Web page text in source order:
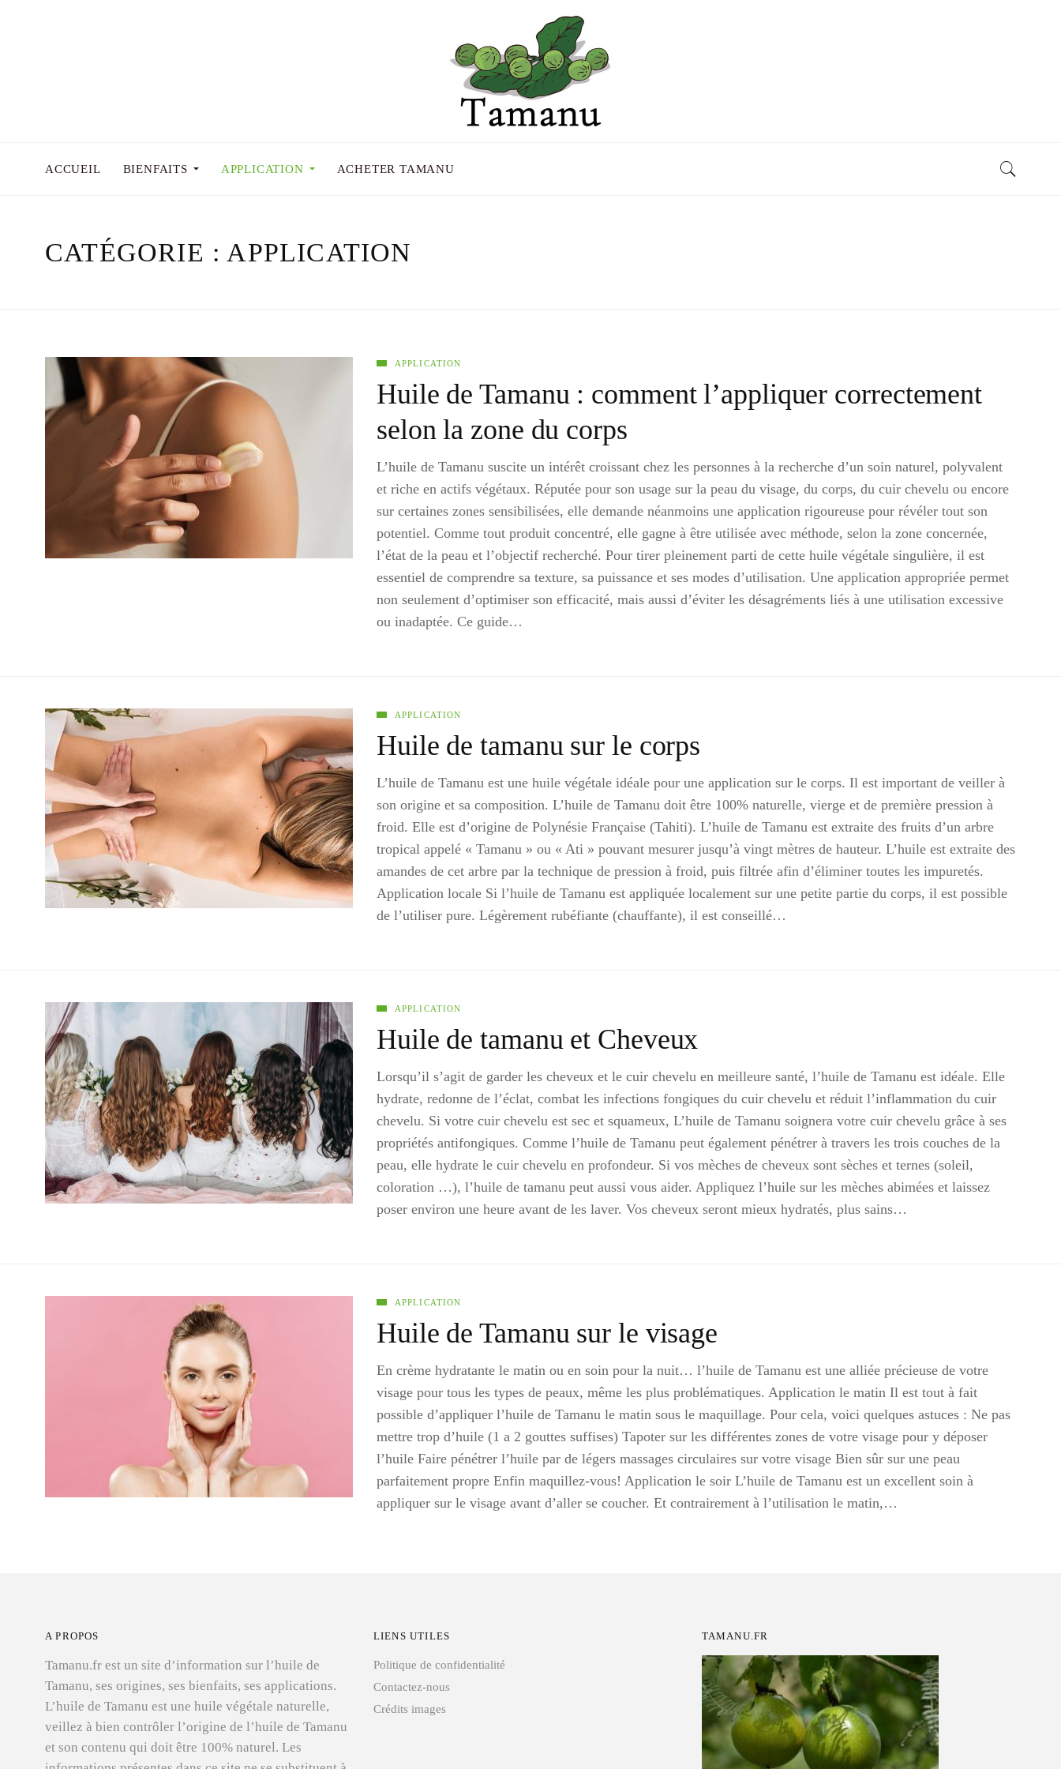
ACCUEIL BIENFAITS APPLICATION ACHETER TAMANU
CATÉGORIE : APPLICATION
APPLICATION
Huile de Tamanu : comment l’appliquer correctement
selon la zone du corps
L’huile de Tamanu suscite un intérêt croissant chez les personnes à la recherche d’un soin naturel, polyvalent
et riche en actifs végétaux. Réputée pour son usage sur la peau du visage, du corps, du cuir chevelu ou encore
sur certaines zones sensibilisées, elle demande néanmoins une application rigoureuse pour révéler tout son
potentiel. Comme tout produit concentré, elle gagne à être utilisée avec méthode, selon la zone concernée,
l’état de la peau et l’objectif recherché. Pour tirer pleinement parti de cette huile végétale singulière, il est
essentiel de comprendre sa texture, sa puissance et ses modes d’utilisation. Une application appropriée permet
non seulement d’optimiser son efficacité, mais aussi d’éviter les désagréments liés à une utilisation excessive
ou inadaptée. Ce guide…
APPLICATION
Huile de tamanu sur le corps
L’huile de Tamanu est une huile végétale idéale pour une application sur le corps. Il est important de veiller à
son origine et sa composition. L’huile de Tamanu doit être 100% naturelle, vierge et de première pression à
froid. Elle est d’origine de Polynésie Française (Tahiti). L’huile de Tamanu est extraite des fruits d’un arbre
tropical appelé « Tamanu » ou « Ati » pouvant mesurer jusqu’à vingt mètres de hauteur. L’huile est extraite des
amandes de cet arbre par la technique de pression à froid, puis filtrée afin d’éliminer toutes les impuretés.
Application locale Si l’huile de Tamanu est appliquée localement sur une petite partie du corps, il est possible
de l’utiliser pure. Légèrement rubéfiante (chauffante), il est conseillé…
APPLICATION
Huile de tamanu et Cheveux
Lorsqu’il s’agit de garder les cheveux et le cuir chevelu en meilleure santé, l’huile de Tamanu est idéale. Elle
hydrate, redonne de l’éclat, combat les infections fongiques du cuir chevelu et réduit l’inflammation du cuir
chevelu. Si votre cuir chevelu est sec et squameux, L’huile de Tamanu soignera votre cuir chevelu grâce à ses
propriétés antifongiques. Comme l’huile de Tamanu peut également pénétrer à travers les trois couches de la
peau, elle hydrate le cuir chevelu en profondeur. Si vos mèches de cheveux sont sèches et ternes (soleil,
coloration …), l’huile de tamanu peut aussi vous aider. Appliquez l’huile sur les mèches abimées et laissez
poser environ une heure avant de les laver. Vos cheveux seront mieux hydratés, plus sains…
APPLICATION
Huile de Tamanu sur le visage
En crème hydratante le matin ou en soin pour la nuit… l’huile de Tamanu est une alliée précieuse de votre
visage pour tous les types de peaux, même les plus problématiques. Application le matin Il est tout à fait
possible d’appliquer l’huile de Tamanu le matin sous le maquillage. Pour cela, voici quelques astuces : Ne pas
mettre trop d’huile (1 a 2 gouttes suffises) Tapoter sur les différentes zones de votre visage pour y déposer
l’huile Faire pénétrer l’huile par de légers massages circulaires sur votre visage Bien sûr sur une peau
parfaitement propre Enfin maquillez-vous! Application le soir L’huile de Tamanu est un excellent soin à
appliquer sur le visage avant d’aller se coucher. Et contrairement à l’utilisation le matin,…
A PROPOS
Tamanu.fr est un site d’information sur l’huile de
Tamanu, ses origines, ses bienfaits, ses applications.
L’huile de Tamanu est une huile végétale naturelle,
veillez à bien contrôler l’origine de l’huile de Tamanu
et son contenu qui doit être 100% naturel. Les
LIENS UTILES
Politique de confidentialité
Contactez-nous
Crédits images
TAMANU.FR